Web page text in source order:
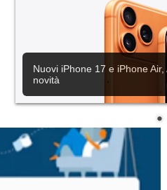
Nuovi iPhone 17 e iPhone
novità